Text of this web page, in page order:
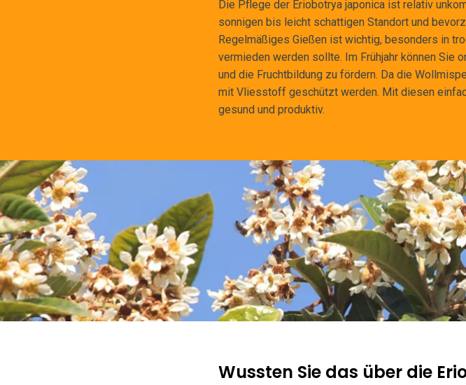
Die Pflege der Eriobotrya japonica ist relativ
sonnigen bis leicht schattigen Standort und
Regelmäßiges Gießen ist wichtig, besonders in
vermieden werden sollte. Im Frühjahr können Sie
und die Fruchtbildung zu fördern. Da die
mit Vliesstoff geschützt werden. Mit diesen
gesund und produktiv.
Wussten Sie das über die